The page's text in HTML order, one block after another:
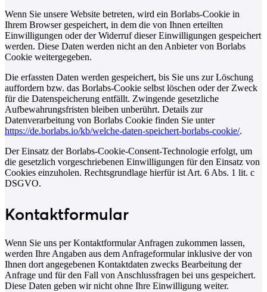
Wenn Sie unsere Website betreten, wird ein Borlabs-Cookie in
Ihrem Browser gespeichert, in dem die von Ihnen erteilten
Einwilligungen oder der Widerruf dieser Einwilligungen gespeichert
werden. Diese Daten werden nicht an den Anbieter von Borlabs
Cookie weitergegeben.
Die erfassten Daten werden gespeichert, bis Sie uns zur Löschung
auffordern bzw. das Borlabs-Cookie selbst löschen oder der Zweck
für die Datenspeicherung entfällt. Zwingende gesetzliche
Aufbewahrungsfristen bleiben unberührt. Details zur
Datenverarbeitung von Borlabs Cookie finden Sie unter
https://de.borlabs.io/kb/welche-daten-speichert-borlabs-cookie/.
Der Einsatz der Borlabs-Cookie-Consent-Technologie erfolgt, um
die gesetzlich vorgeschriebenen Einwilligungen für den Einsatz von
Cookies einzuholen. Rechtsgrundlage hierfür ist Art. 6 Abs. 1 lit. c
DSGVO.
Kontaktformular
Wenn Sie uns per Kontaktformular Anfragen zukommen lassen,
werden Ihre Angaben aus dem Anfrageformular inklusive der von
Ihnen dort angegebenen Kontaktdaten zwecks Bearbeitung der
Anfrage und für den Fall von Anschlussfragen bei uns gespeichert.
Diese Daten geben wir nicht ohne Ihre Einwilligung weiter.